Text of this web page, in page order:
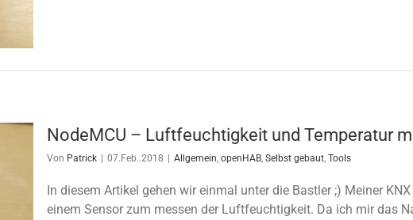
NodeMCU – Luftfeuchtigkeit und Temperatur
Von Patrick 07.Feb..2018 Allgemein, openHAB, Selbst gebaut, Tools
In diesem Artikel gehen wir einmal unter die Bastler ;) Meiner
einem Sensor zum messen der Luftfeuchtigkeit. Da ich mir das